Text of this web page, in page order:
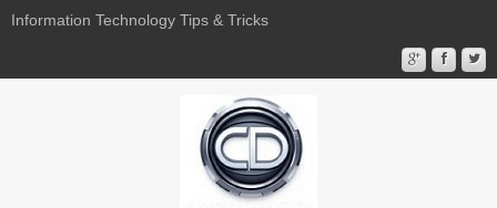
Information Technology Tips & Tricks